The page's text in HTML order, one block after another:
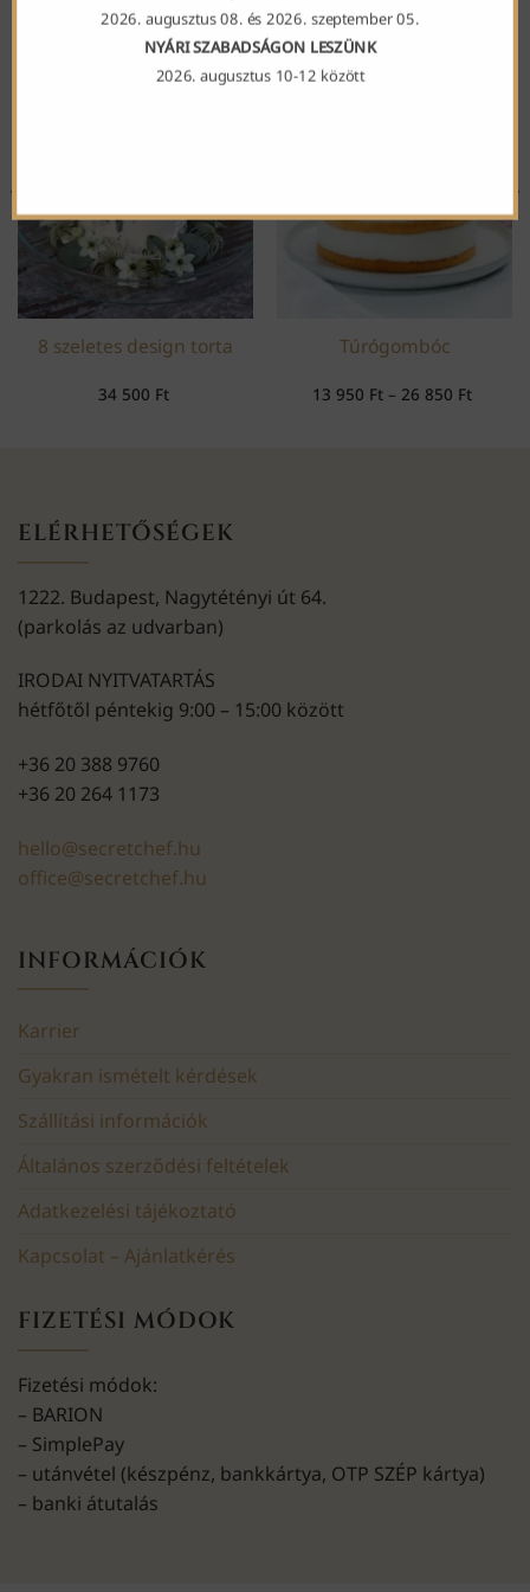
8 szeletes design torta
34 500 Ft
Túrógombóc
13 950 Ft – 26 850 Ft
ELÉRHETŐSÉGEK
1222. Budapest, Nagytétényi út 64.
(parkolás az udvarban)
IRODAI NYITVATARTÁS
hétfőtől péntekig 9:00 – 15:00 között
+36 20 388 9760
+36 20 264 1173
hello@secretchef.hu
office@secretchef.hu
INFORMÁCIÓK
Karrier
Gyakran ismételt kérdések
Szállítási információk
Általános szerződési feltételek
Adatkezelési tájékoztató
Kapcsolat – Ajánlatkérés
FIZETÉSI MÓDOK
Fizetési módok:
– BARION
– SimplePay
– utánvétel (készpénz, bankkártya, OTP SZÉP kártya)
– banki átutalás
2026. augusztus 08. és 2026. szeptember 05.
NYÁRI SZABADSÁGON LESZÜNK
2026. augusztus 10-12 között